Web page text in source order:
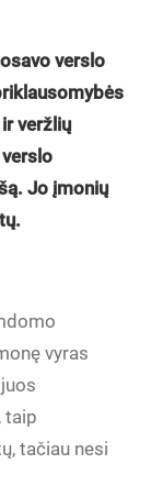
verslo
veržlių
Jo įmonių
vyras
taip
tačiau nesi